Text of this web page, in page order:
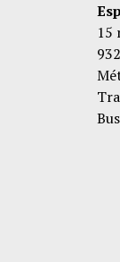
15